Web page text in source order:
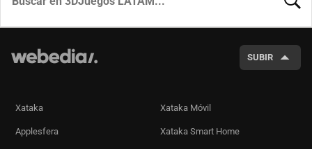
SUBIR
Xataka Xataka Móvil
Applesfera Xataka Smart Home